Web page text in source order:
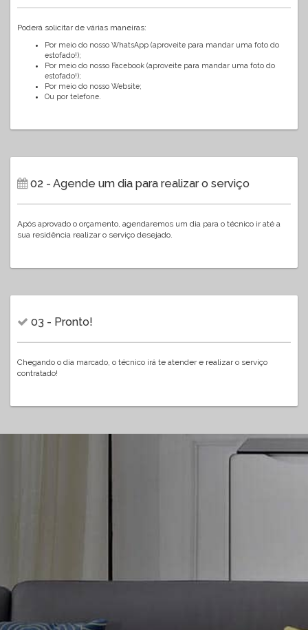
Poderá solicitar de várias maneiras:
Por meio do nosso WhatsApp (aproveite para mandar uma foto do
estofado!);
Por meio do nosso Facebook (aproveite para mandar uma foto do
estofado!);
Por meio do nosso Website;
Ou por telefone.
02 - Agende um dia para realizar o serviço
Após aprovado o orçamento, agendaremos um dia para o técnico ir até a
sua residência realizar o serviço desejado.
03 - Pronto!
Chegando o dia marcado, o técnico irá te atender e realizar o serviço
contratado!